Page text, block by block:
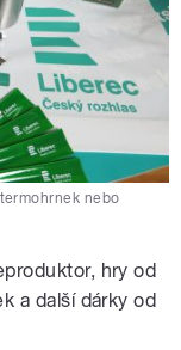
nebo
hry od
a další dárky od